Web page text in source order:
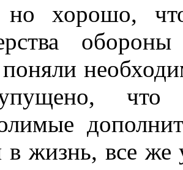
хорошо,
что
жизнь, все же